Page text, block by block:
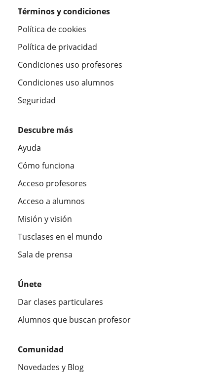
Términos y condiciones
Política de cookies
Política de privacidad
Condiciones uso profesores
Condiciones uso alumnos
Seguridad
Descubre más
Ayuda
Cómo funciona
Acceso profesores
Acceso a alumnos
Misión y visión
Tusclases en el mundo
Sala de prensa
Únete
Dar clases particulares
Alumnos que buscan profesor
Comunidad
Novedades y Blog